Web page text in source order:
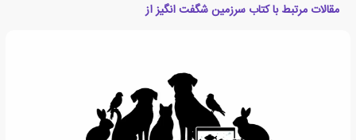
مقالات مرتبط با کتاب سرزمین شگفت انگیز از